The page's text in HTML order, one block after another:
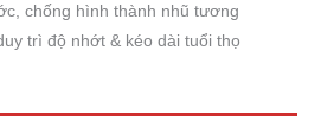
chống hình thành nhũ tương
trì độ nhớt & kéo dài tuổi thọ